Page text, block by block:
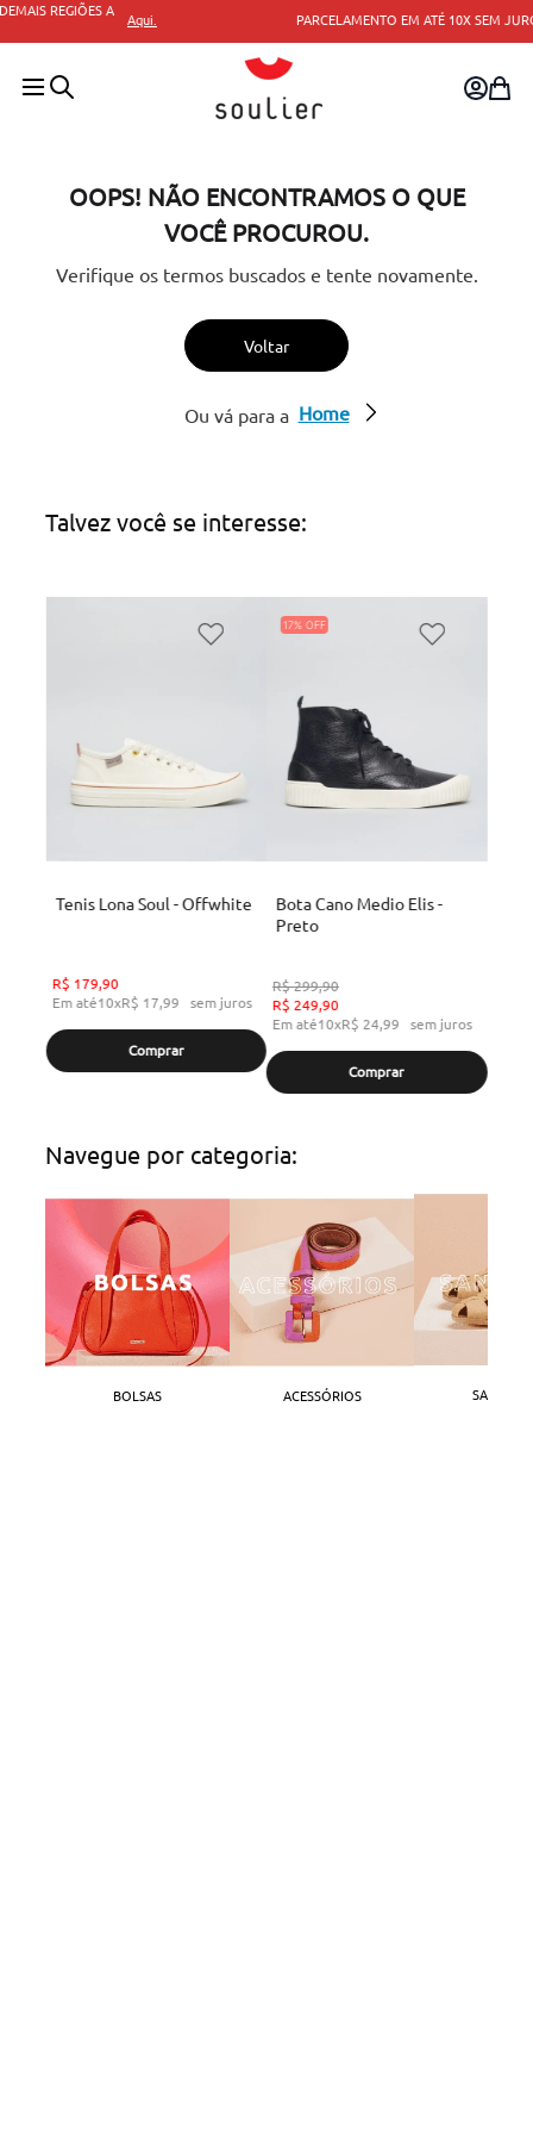
PARCELAMENTO EM ATÉ 10X SEM JUROS.
OOPS! NÃO ENCONTRAMOS O QUE
VOCÊ PROCUROU.
Verifique os termos buscados e tente novamente.
Voltar
Ou vá para a Home
Talvez você se interesse:
Tenis Lona Soul - Offwhite
R$ 179,90
Em até10xR$ 17,99 sem juros
Comprar
17%
Bota Cano Medio Elis -
Preto
R$299,90
R$ 249,90
Em até10xR$ 24,99 sem juros
Comprar
Navegue por categoria:
BOLSAS ACESSÓRIOS